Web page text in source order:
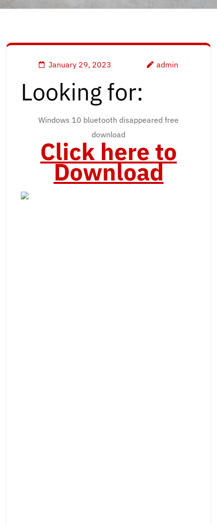
January 29, 2023 admin
Looking for:
Windows 10 bluetooth disappeared free
download
Click here to
Download